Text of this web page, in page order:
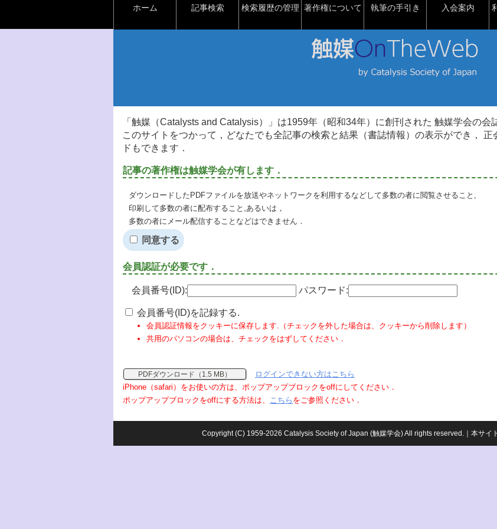
ホーム 記事検索 検索履歴の管理 著作権について 執筆の手引き 入会案内
「触媒（Catalysts and Catalysis）」は1959年（昭和34年）に創刊された 触媒学会の会
このサイトをつかって，どなたでも全記事の検索と結果（書誌情報）の表示ができ，
ドもできます．
記事の著作権は触媒学会が有します．
ダウンロードしたPDFファイルを放送やネットワークを利用するなどして多数の者に閲覧させること,
印刷して多数の者に配布すること,あるいは，
多数の者にメール配信することなどはできません．
同意する
会員認証が必要です．
会員番号(ID): パスワード:
会員番号(ID)を記録する.
会員認証情報をクッキーに保存します.（チェックを外した場合は、クッキーから削除します）
共用のパソコンの場合は、チェックをはずしてください．
PDFダウンロード（1.5 MB）
ログインできない方はこちら
iPhone（safari）をお使いの方は、ポップアップブロックをoffにしてください．
ポップアップブロックをoffにする方法は、 こちら をご参照ください．
Copyright (C) 1959-2026 Catalysis Society of Japan (触媒学会) All rights reserved.｜本サイ